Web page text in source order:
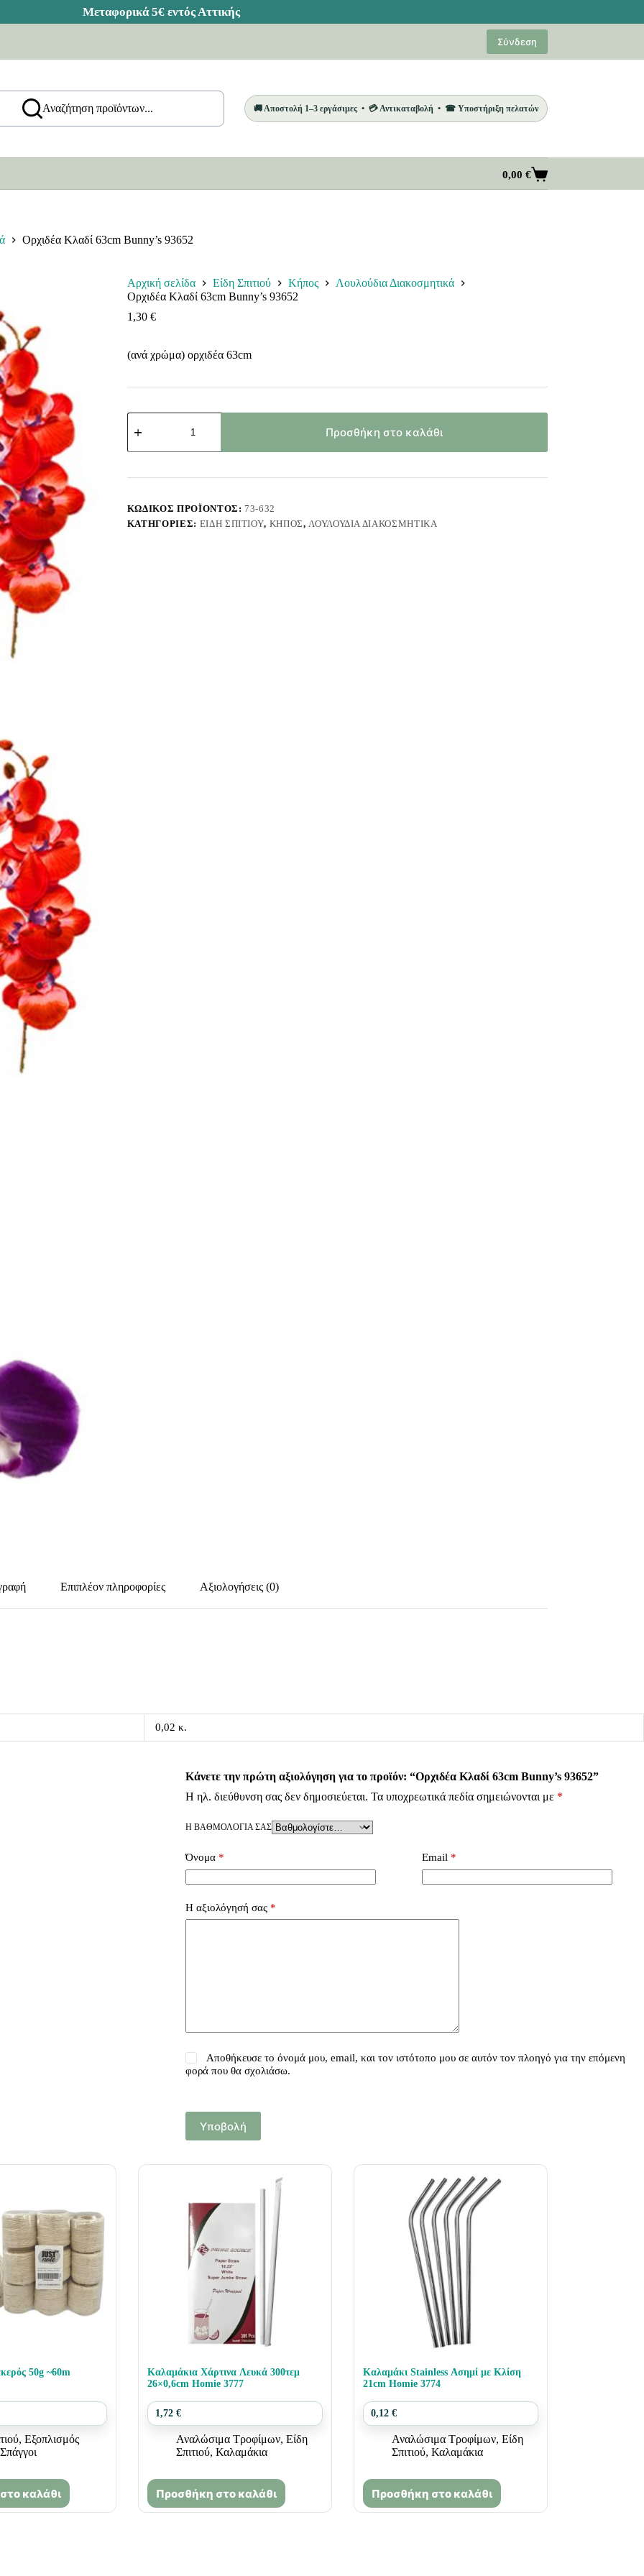
Σύνδεση
Αναζήτηση προϊόντων... 🚚 Αποστολή 1–3 εργάσιμες • 💳 Αντικαταβολή • ☎ Υποστήριξη πελατών
Καλάθι
Αγορών
0,00 €
Ορχιδέα Κλαδί 63cm Bunny’s 93652
Αρχική σελίδα Είδη Σπιτιού Κήπος
Λουλούδια Διακοσμητικά
Ορχιδέα Κλαδί 63cm Bunny’s 93652
1,30 €
(ανά χρώμα) ορχιδέα 63cm
Ορχιδέα
Κλαδί
Bunny's
ποσότητα
Προσθήκη στο καλάθι
ΚΩΔΙΚΌΣ ΠΡΟΪΌΝΤΟΣ:73-632
ΚΑΤΗΓΟΡΊΕΣ: ΕΊΔΗ ΣΠΙΤΙΟΎ, ΚΉΠΟΣ, ΛΟΥΛΟΎΔΙΑ ΔΙΑΚΟΣΜΗΤΙΚΆ
Επιπλέον πληροφορίες Αξιολογήσεις (0)
0,02 κ.
Κάνετε την πρώτη αξιολόγηση για το προϊόν: “Ορχιδέα Κλαδί 63cm Bunny’s 93652”
Η ηλ. διεύθυνση σας δεν δημοσιεύεται. Τα υποχρεωτικά πεδία σημειώνονται με *
Η ΒΑΘΜΟΛΟΓΊΑ ΣΑΣ
Όνομα* Email*
Η αξιολόγησή σας *
Αποθήκευσε το όνομά μου, email, και τον ιστότοπο μου σε αυτόν τον πλοηγό για την επόμενη
φορά που θα σχολιάσω.
Υποβολή
50g ~60m
, Εξοπλισμός
Σπάγγοι
καλάθι
Καλαμάκια Χάρτινα Λευκά 300τεμ
26×0,6cm Homie 3777
1,72 €
Αναλώσιμα Τροφίμων, Είδη
Σπιτιού, Καλαμάκια
Προσθήκη στο καλάθι
Καλαμάκι Stainless Ασημί με Κλίση
21cm Homie 3774
0,12 €
Αναλώσιμα Τροφίμων, Είδη
Σπιτιού, Καλαμάκια
Προσθήκη στο καλάθι